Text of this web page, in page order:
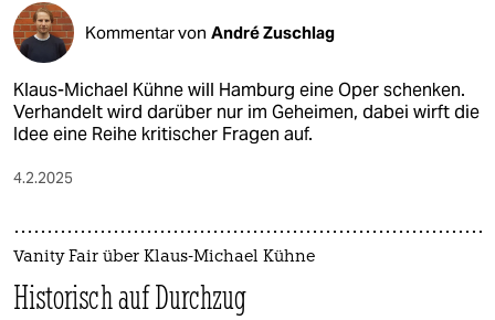
Kommentar von André Zuschlag
Klaus-Michael Kühne will Hamburg eine Oper schenken.
Verhandelt wird darüber nur im Geheimen, dabei wirft die
Idee eine Reihe kritischer Fragen auf.
4.2.2025
Vanity Fair über Klaus-Michael Kühne
Historisch auf Durchzug